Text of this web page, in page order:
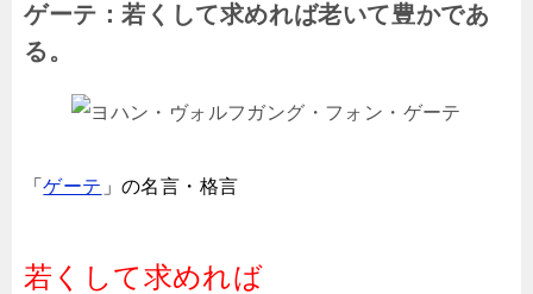
ゲーテ：若くして求めれば老いて豊かであ
る。
「ゲーテ 」の名言・格言
若くして求めれば